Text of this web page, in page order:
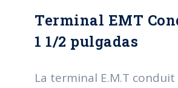
Terminal EMT
1 1/2 pulgadas
La terminal E.M.T conduit